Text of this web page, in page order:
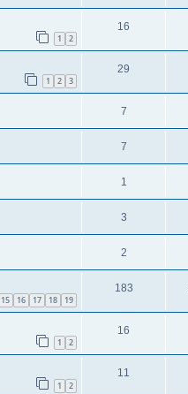
1 2
16
1 2 3
29
7
7
1
3
2
15 16 17 18 19
183
1 2
16
1 2
11